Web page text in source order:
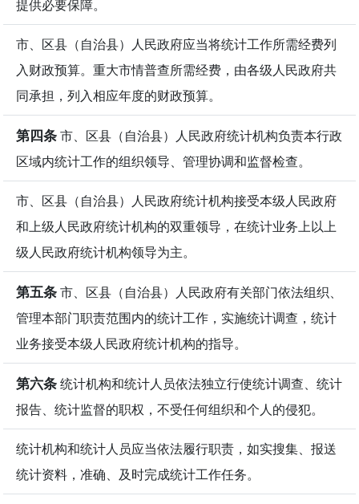
提供必要保障。
市、区县（自治县）人民政府应当将统计工作所需经费列
入财政预算。重大市情普查所需经费，由各级人民政府共
同承担，列入相应年度的财政预算。
第四条市、区县（自治县）人民政府统计机构负责本行政
区域内统计工作的组织领导、管理协调和监督检查。
市、区县（自治县）人民政府统计机构接受本级人民政府
和上级人民政府统计机构的双重领导，在统计业务上以上
级人民政府统计机构领导为主。
第五条市、区县（自治县）人民政府有关部门依法组织、
管理本部门职责范围内的统计工作，实施统计调查，统计
业务接受本级人民政府统计机构的指导。
第六条统计机构和统计人员依法独立行使统计调查、统计
报告、统计监督的职权，不受任何组织和个人的侵犯。
统计机构和统计人员应当依法履行职责，如实搜集、报送
统计资料，准确、及时完成统计工作任务。